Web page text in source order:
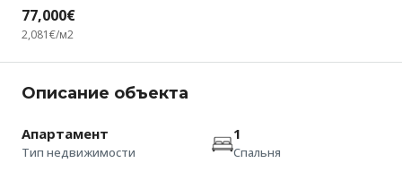
77,000€
2,081€/м2
Описание объекта
Апартамент
Тип недвижимости
1
Спальня